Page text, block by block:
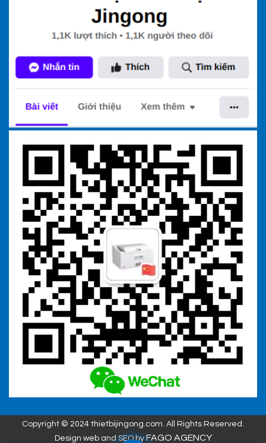
Copyright © 2024 thietbijingong.com. All Rights Reserved.
Design web and SEO byFAGO AGENCY